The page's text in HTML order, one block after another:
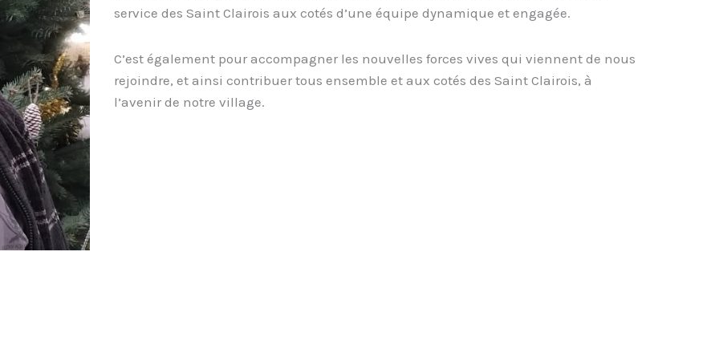
service des Saint Clairois aux cotés d’une équipe dynamique et engagée.
C’est également pour accompagner les nouvelles forces vives qui viennent de nous
rejoindre, et ainsi contribuer tous ensemble et aux cotés des Saint Clairois, à
l’avenir de notre village.